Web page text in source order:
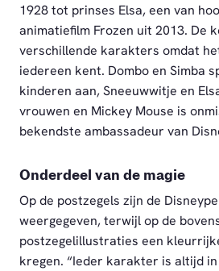
1928 tot prinses Elsa, een van
animatiefilm Frozen uit 2013. De
verschillende karakters omdat
iedereen kent. Dombo en Simba
kinderen aan, Sneeuwwitje en
vrouwen en Mickey Mouse is
bekendste ambassadeur van
Onderdeel van de magie
Op de postzegels zijn de
weergegeven, terwijl op de
postzegelillustraties een
kregen. “Ieder karakter is altijd